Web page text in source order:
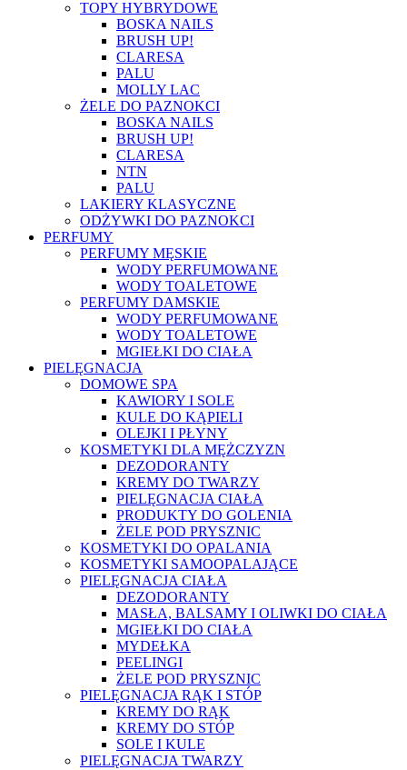
TOPY HYBRYDOWE
BOSKA NAILS
BRUSH UP!
CLARESA
PALU
MOLLY LAC
ŻELE DO PAZNOKCI
BOSKA NAILS
BRUSH UP!
CLARESA
NTN
PALU
LAKIERY KLASYCZNE
ODŻYWKI DO PAZNOKCI
PERFUMY
PERFUMY MĘSKIE
WODY PERFUMOWANE
WODY TOALETOWE
PERFUMY DAMSKIE
WODY PERFUMOWANE
WODY TOALETOWE
MGIEŁKI DO CIAŁA
PIELĘGNACJA
DOMOWE SPA
KAWIORY I SOLE
KULE DO KĄPIELI
OLEJKI I PŁYNY
KOSMETYKI DLA MĘŻCZYZN
DEZODORANTY
KREMY DO TWARZY
PIELĘGNACJA CIAŁA
PRODUKTY DO GOLENIA
ŻELE POD PRYSZNIC
KOSMETYKI DO OPALANIA
KOSMETYKI SAMOOPALAJĄCE
PIELĘGNACJA CIAŁA
DEZODORANTY
MASŁA, BALSAMY I OLIWKI DO CIAŁA
MGIEŁKI DO CIAŁA
MYDEŁKA
PEELINGI
ŻELE POD PRYSZNIC
PIELĘGNACJA RĄK I STÓP
KREMY DO RĄK
KREMY DO STÓP
SOLE I KULE
PIELĘGNACJA TWARZY